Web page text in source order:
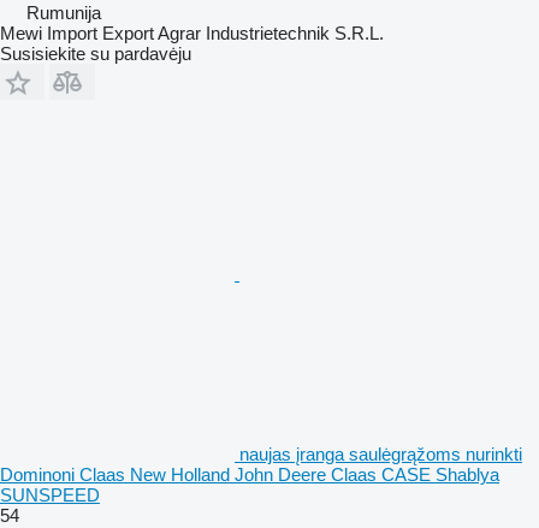
Rumunija
Mewi Import Export Agrar Industrietechnik S.R.L.
Susisiekite su pardavėju
naujas įranga saulėgrąžoms nurinkti
Dominoni Claas New Holland John Deere Claas CASE Shablya
SUNSPEED
54